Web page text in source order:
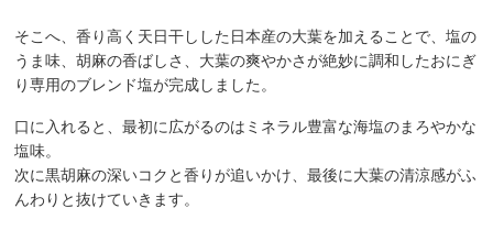
そこへ、香り高く天日干しした 日本産の大葉を加えることで、塩の
うま味、胡麻の香ばしさ、大葉の爽やかさが絶妙に調和したおにぎ
り専用のブレンド塩が完成しました。
口に入れると、最初に広がるのはミネラル豊富な海塩のまろやかな
塩味。
次に黒胡麻の深いコクと香りが追いかけ、最後に大葉の清涼感がふ
んわりと抜けていきます。